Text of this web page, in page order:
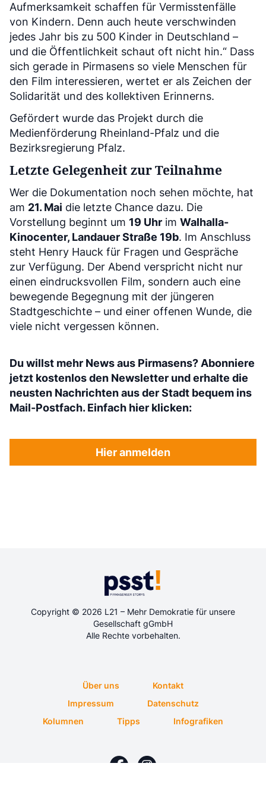
Aufmerksamkeit schaffen für Vermisstenfälle
von Kindern. Denn auch heute verschwinden
jedes Jahr bis zu 500 Kinder in Deutschland –
und die Öffentlichkeit schaut oft nicht hin.“ Dass
sich gerade in Pirmasens so viele Menschen für
den Film interessieren, wertet er als Zeichen der
Solidarität und des kollektiven Erinnerns.
Gefördert wurde das Projekt durch die
Medienförderung Rheinland-Pfalz und die
Bezirksregierung Pfalz.
Letzte Gelegenheit zur Teilnahme
Wer die Dokumentation noch sehen möchte, hat
am 21. Mai die letzte Chance dazu. Die
Vorstellung beginnt um 19 Uhr im Walhalla-
Kinocenter, Landauer Straße 19b. Im Anschluss
steht Henry Hauck für Fragen und Gespräche
zur Verfügung. Der Abend verspricht nicht nur
einen eindrucksvollen Film, sondern auch eine
bewegende Begegnung mit der jüngeren
Stadtgeschichte – und einer offenen Wunde, die
viele nicht vergessen können.
Du willst mehr News aus Pirmasens? Abonniere
jetzt kostenlos den Newsletter und erhalte die
neusten Nachrichten aus der Stadt bequem ins
Mail-Postfach. Einfach hier klicken:
Hier anmelden
Copyright © 2026 L21 – Mehr Demokratie für unsere
Gesellschaft gGmbH
Alle Rechte vorbehalten.
Über uns
Kontakt
Impressum
Datenschutz
Kolumnen
Tipps Infografiken